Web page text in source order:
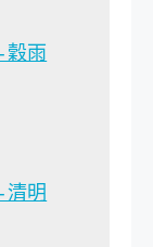
穀雨
清明